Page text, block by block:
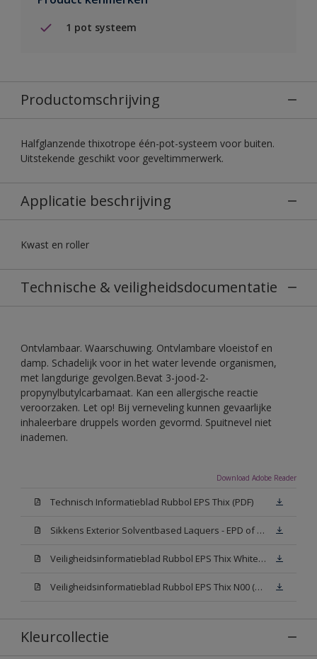
1 pot systeem
Productomschrijving
Halfglanzende thixotrope één-pot-systeem voor buiten.
Uitstekende geschikt voor geveltimmerwerk.
Applicatie beschrijving
Kwast en roller
Technische & veiligheidsdocumentatie
Ontvlambaar. Waarschuwing. Ontvlambare vloeistof en
damp. Schadelijk voor in het water levende organismen,
met langdurige gevolgen.Bevat 3-jood-2-
propynylbutylcarbamaat. Kan een allergische reactie
veroorzaken. Let op! Bij verneveling kunnen gevaarlijke
inhaleerbare druppels worden gevormd. Spuitnevel niet
inademen.
Download Adobe Reader
Technisch Informatieblad Rubbol EPS Thix (PDF)
Sikkens Exterior Solventbased Laquers - EPD of Milieuproductverklaring
Veiligheidsinformatieblad Rubbol EPS Thix White W05 (MSDS)
Veiligheidsinformatieblad Rubbol EPS Thix N00 (MSDS)
Kleurcollectie